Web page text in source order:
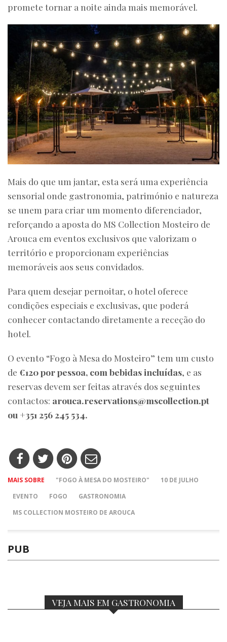
promete tornar a noite ainda mais memorável.
Mais do que um jantar, esta será uma experiência
sensorial onde gastronomia, património e natureza
se unem para criar um momento diferenciador,
reforçando a aposta do MS Collection Mosteiro de
Arouca em eventos exclusivos que valorizam o
território e proporcionam experiências
memoráveis aos seus convidados.
Para quem desejar pernoitar, o hotel oferece
condições especiais e exclusivas, que poderá
conhecer contactando diretamente a receção do
hotel.
O evento “Fogo à Mesa do Mosteiro” tem um custo
de €120 por pessoa, com bebidas incluídas, e as
reservas devem ser feitas através dos seguintes
contactos: arouca.reservations@mscollection.pt
ou +351 256 245 534.
MAIS SOBRE "FOGO À MESA DO MOSTEIRO"
10 DE JULHO
EVENTO
FOGO
GASTRONOMIA
MS COLLECTION MOSTEIRO DE AROUCA
PUB
VEJA MAIS EM GASTRONOMIA